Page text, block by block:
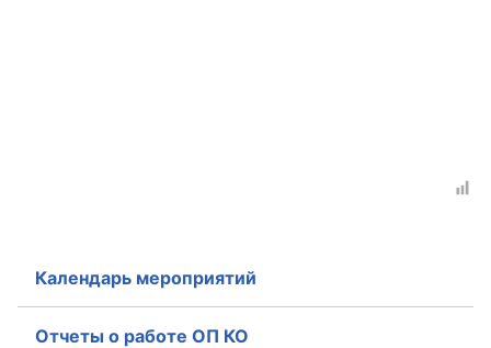
Календарь мероприятий
Отчеты о работе ОП КО